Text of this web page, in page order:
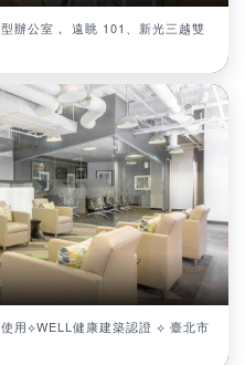
辦公室， 遠眺 101、新光三越雙
用⟡WELL健康建築認證 ⟡ 臺北市